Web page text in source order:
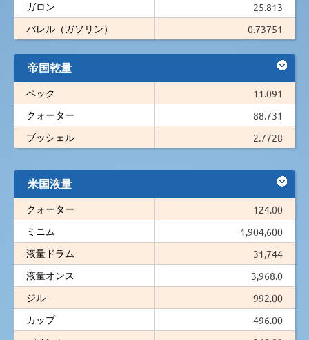
ガロン
25.813
バレル（ガソリン）
0.73751
帝国乾量
ペック
11.091
クォーター
88.731
ブッシェル
2.7728
米国液量
クォーター
124.00
ミニム
1,904,600
液量ドラム
31,744
液量オンス
3,968.0
ジル
992.00
カップ
496.00